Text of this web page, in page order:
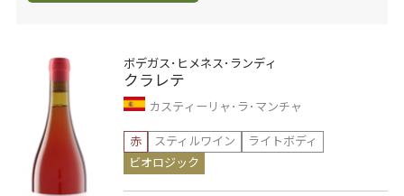
ボデガス･ヒメネス･ランディ
クラレテ
カスティーリャ･ラ･マンチャ
赤
スティルワイン
ライトボディ
ビオロジック